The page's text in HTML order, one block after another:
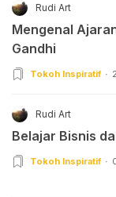
Rudi Art
Mengenal
Gandhi
Tokoh Inspiratif
Rudi Art
Belajar Bisnis
Tokoh Inspiratif